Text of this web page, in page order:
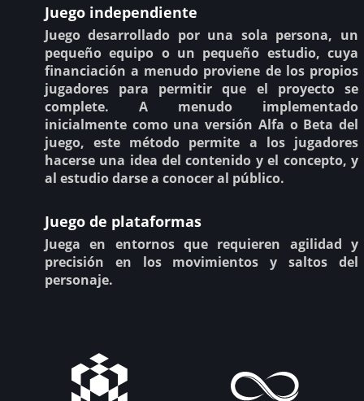
Juego independiente
Juego desarrollado por una sola persona, un
pequeño equipo o un pequeño estudio, cuya
financiación a menudo proviene de los propios
jugadores para permitir que el proyecto se
complete. A menudo implementado
inicialmente como una versión Alfa o Beta del
juego, este método permite a los jugadores
hacerse una idea del contenido y el concepto, y
al estudio darse a conocer al público.
Juego de plataformas
Juega en entornos que requieren agilidad y
precisión en los movimientos y saltos del
personaje.